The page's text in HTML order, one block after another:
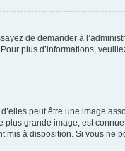
de demander à
plus d’informations,
peut être une image
grande image, est
à disposition. Si vous ne